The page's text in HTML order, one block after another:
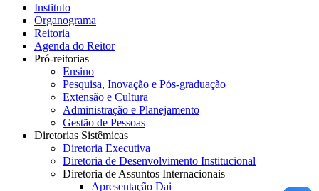
Instituto
Organograma
Reitoria
Agenda do Reitor
Pró-reitorias
Ensino
Pesquisa, Inovação e Pós-graduação
Extensão e Cultura
Administração e Planejamento
Gestão de Pessoas
Diretorias Sistêmicas
Diretoria Executiva
Diretoria de Desenvolvimento Institucional
Diretoria de Assuntos Internacionais
Apresentação Dai